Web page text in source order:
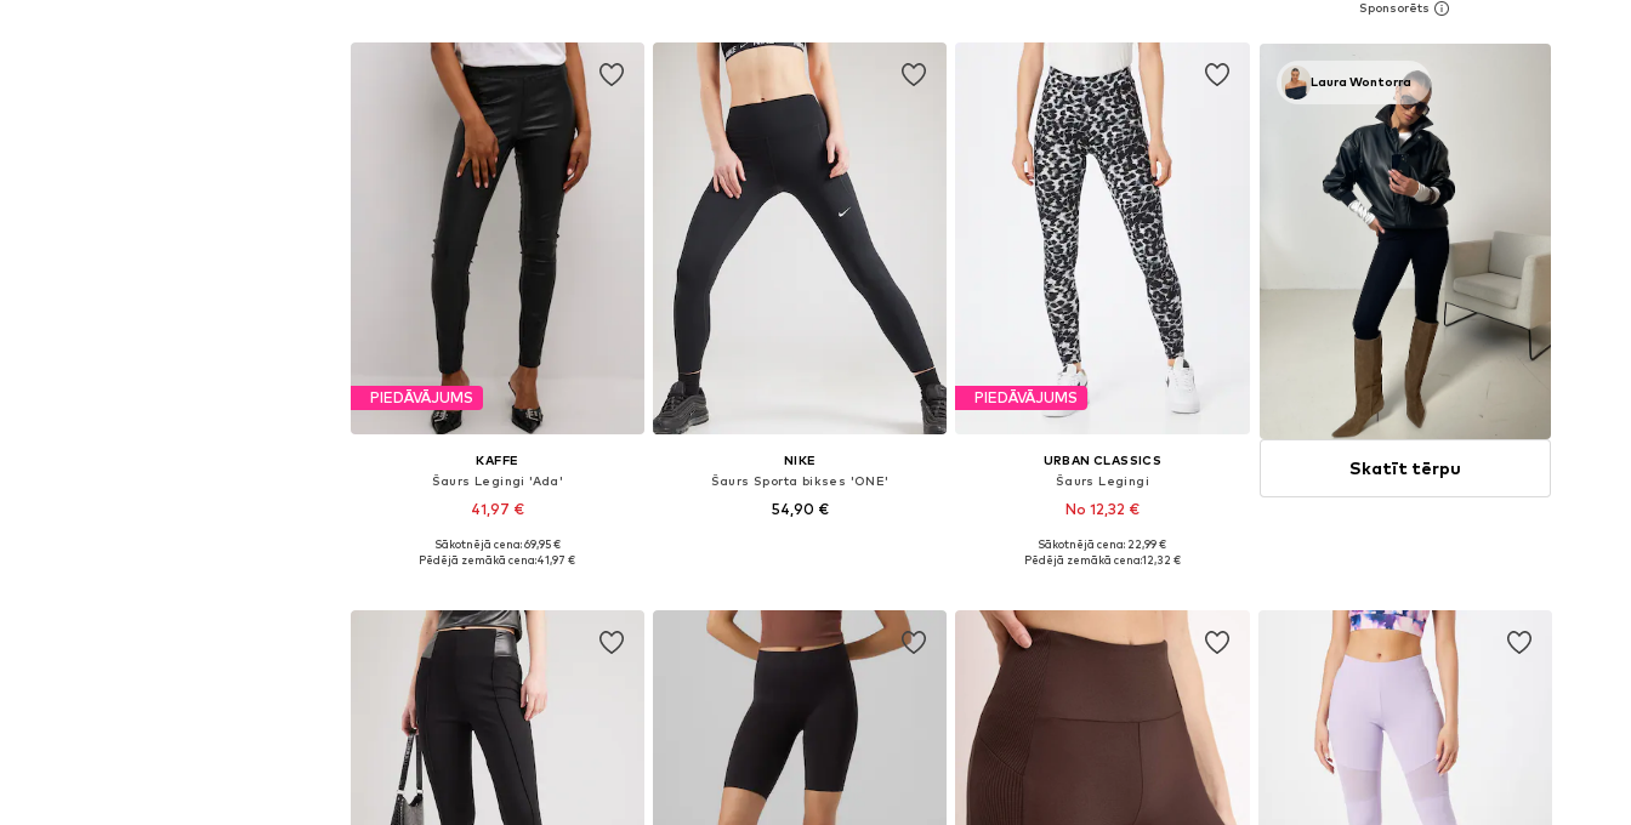
Pievienot grozam
PIEDĀVĀJUMS
KAFFE
Šaurs Legingi 'Ada'
41,97 €
Pieejamie izmēri: XS, S, M, L, XXL, XXXL
Sākotnējā cena: 69,95 €
Pēdējā zemākā cena:41,97 €
NIKE
Šaurs Sporta bikses 'ONE'
54,90 €
PIEDĀVĀJUMS
URBAN CLASSICS
Šaurs Legingi
No 12,32 €
+9
Pieejams daudzos izmēros
Sākotnējā cena: 22,99 €
Pēdējā zemākā cena:12,32 €
Laura Wontorra
Skatīt tērpu